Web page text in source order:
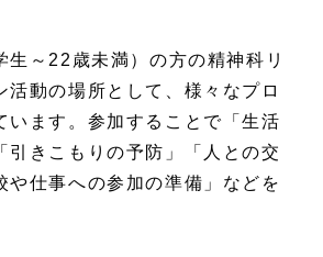
生～22歳未満）の方の精神科リ
活動の場所として、様々なプロ
います。参加することで「生活
引きこもりの予防」「人との交
や仕事への参加の準備」などを